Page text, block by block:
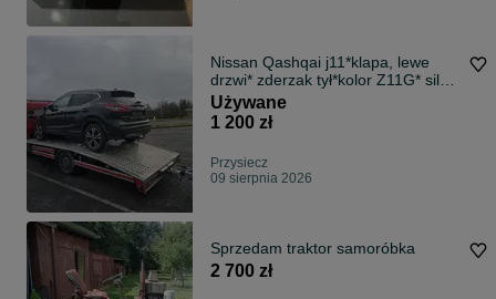
Nissan Qashqai j11*klapa, lewe
drzwi* zderzak tył*kolor Z11G* silnik
1.3 tce 140kM,*skrzynia* przebieg
70 tkm.
Używane
1 200 zł
Przysiecz
09 sierpnia 2026
Sprzedam traktor samoróbka
2 700 zł